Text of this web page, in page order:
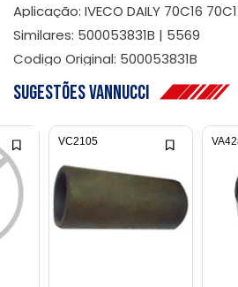
Aplicação: IVECO DAILY 70C16
Similares: 500053831B | 5569
Codigo Original: 500053831B
Sugestões Vannucci
VC2105